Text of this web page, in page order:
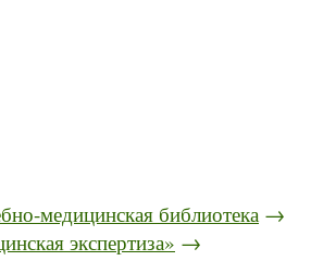
медицинская библиотека →
экспертиза» →